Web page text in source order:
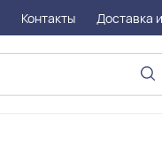
Контакты Доставка